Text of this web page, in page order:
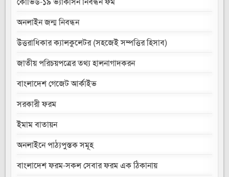
অনলাইন জন্ম নিবন্ধন
উত্তরাধিকার ক্যালকুলেটর (সহজেই সম্পত্তির হিসাব)
জাতীয় পরিচয়পত্রের তথ্য হালনাগাদকরন
বাংলাদেশ গেজেট আর্কাইভ
সরকারী ফরম
ইমাম বাতায়ন
অনলাইনে পাঠ্যপুস্তক সমূহ
বাংলাদেশ ফরম-সকল সেবার ফরম এক ঠিকানায়